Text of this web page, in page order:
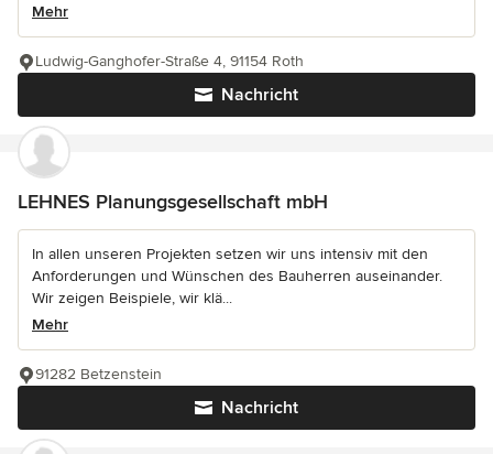
Mehr
Nachricht
Ludwig-Ganghofer-Straße 4, 91154 Roth
LEHNES Planungsgesellschaft mbH
In allen unseren Projekten setzen wir uns intensiv mit den
Anforderungen und Wünschen des Bauherren auseinander.
Wir zeigen Beispiele, wir klä...
Mehr
Nachricht
91282 Betzenstein